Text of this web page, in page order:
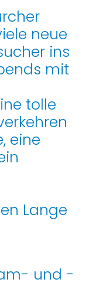
neue
ins
mit
tolle
eine
Lange
und -